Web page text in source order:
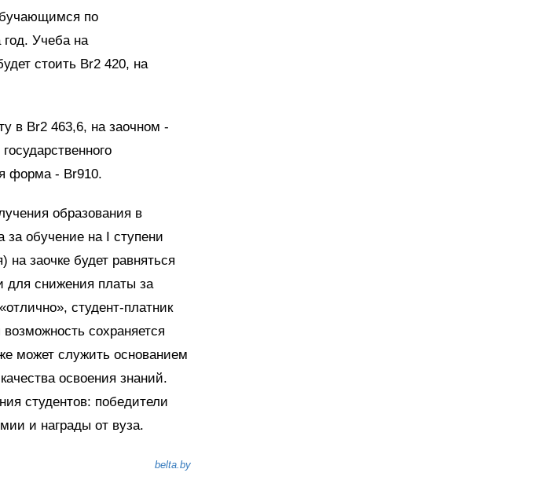
по
год. Учеба на
стоить Br2 420, на
в Br2 463,6, на заочном -
форма - Br910.
образования в
обучение на I ступени
заочке будет равняться
для снижения платы за
студент-платник
сохраняется
может служить основанием
освоения знаний.
студентов: победители
и награды от вуза.
belta.by